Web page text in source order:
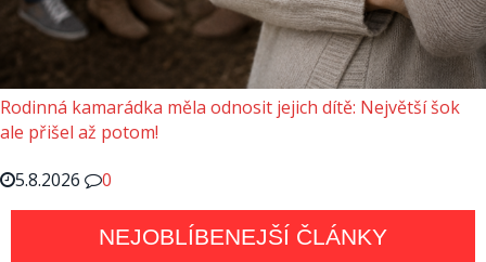
Rodinná kamarádka měla odnosit jejich dítě: Největší šok
ale přišel až potom!
5.8.2026
0
NEJOBLÍBENEJŠÍ ČLÁNKY